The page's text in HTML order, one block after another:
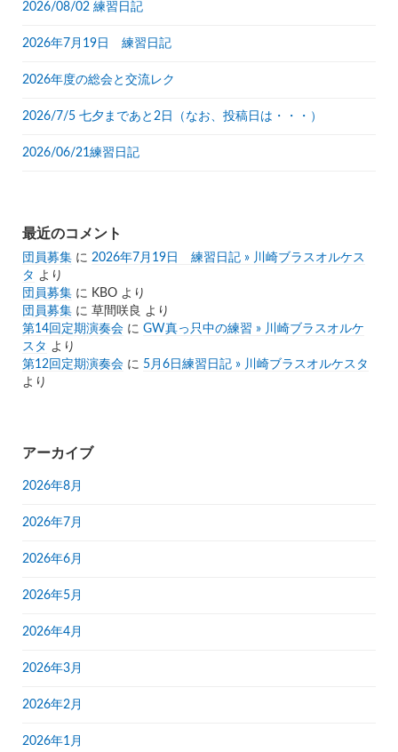
2026/08/02 練習日記
2026年7月19日 練習日記
2026年度の総会と交流レク
2026/7/5 七夕まであと2日（なお、投稿日は・・・）
2026/06/21練習日記
最近のコメント
団員募集 に 2026年7月19日 練習日記 » 川崎ブラスオルケス
タ より
団員募集 に KBO より
団員募集 に 草間咲良 より
第14回定期演奏会 に GW真っ只中の練習 » 川崎ブラスオルケ
スタ より
第12回定期演奏会 に 5月6日練習日記 » 川崎ブラスオルケスタ
より
アーカイブ
2026年8月
2026年7月
2026年6月
2026年5月
2026年4月
2026年3月
2026年2月
2026年1月